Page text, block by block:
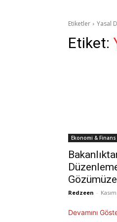
Etiketler Yasal
Etiket:
Ekonomi & Finans
Redzeen -
Devamını